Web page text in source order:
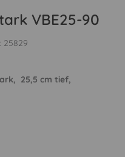
VBE25-90
25829
25,5 cm tief,